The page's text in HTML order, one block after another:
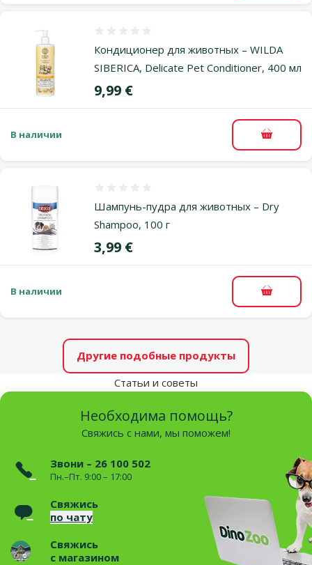
Кондиционер для животных – WILDA
SIBERICA, Delicate Pet Conditioner, 400 мл
Цена
9,99 €
В наличии В
Шампунь-пудра для животных – Dry
Shampoo, 100 г
Цена
3,99 €
В наличии В
Другие подобные продукты
Статьи и советы
Необходима помощь?
Свяжись с нами, мы поможем!
Звони – 26 100 502
Пн.–Пт. 9:00 – 17:00
Свяжись
по чату
Свяжись
с магазином